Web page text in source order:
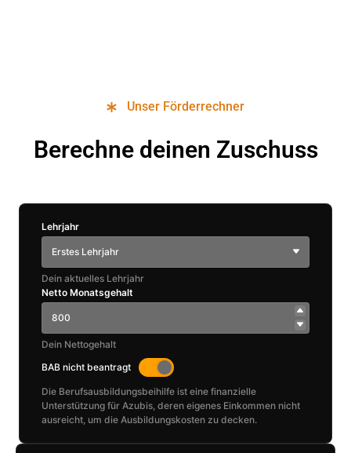
Unser Förderrechner
Berechne deinen Zuschuss
Lehrjahr
Erstes Lehrjahr
Dein aktuelles Lehrjahr
Netto Monatsgehalt
Dein Nettogehalt
BAB nicht beantragt
Die Berufsausbildungsbeihilfe ist eine finanzielle
Unterstützung für Azubis, deren eigenes Einkommen nicht
ausreicht, um die Ausbildungskosten zu decken.